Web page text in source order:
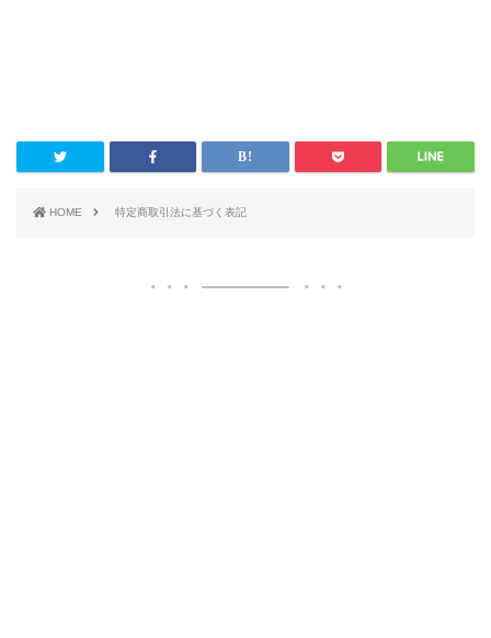
HOME 特定商取引法に基づく表記